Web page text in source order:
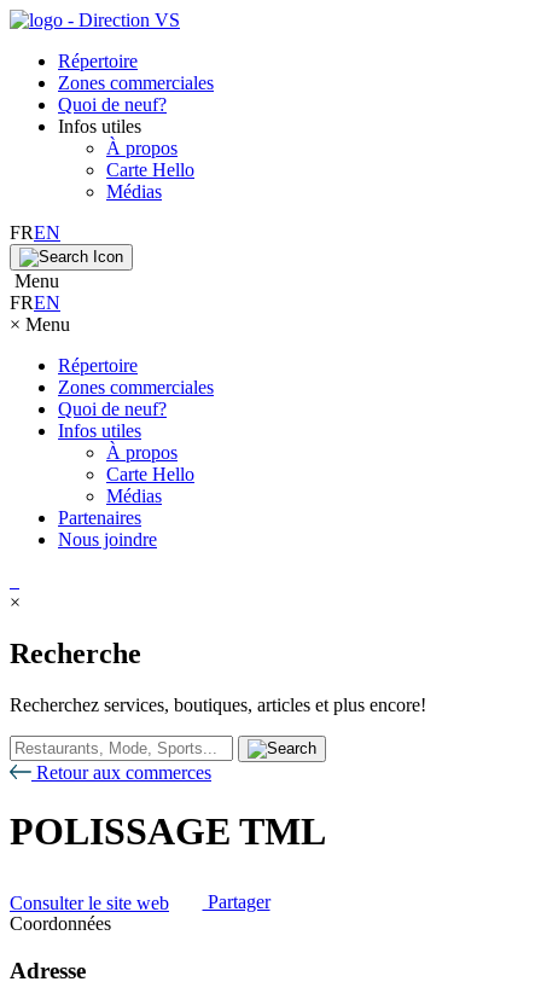
Répertoire
Zones commerciales
Quoi de neuf?
Infos utiles
À propos
Carte Hello
Médias
FREN
Menu
FREN
× Menu
Répertoire
Zones commerciales
Quoi de neuf?
Infos utiles
À propos
Carte Hello
Médias
Partenaires
Nous joindre
×
Recherche
Recherchez services, boutiques, articles et plus encore!
Retour aux commerces
POLISSAGE TML
Consulter le site web
Partager
Coordonnées
Adresse